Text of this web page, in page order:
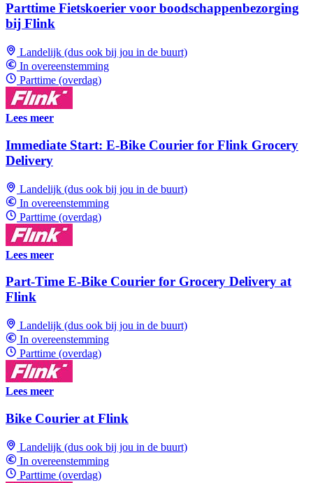
Parttime Fietskoerier voor boodschappenbezorging
bij Flink
Landelijk (dus ook bij jou in de buurt)
In overeenstemming
Parttime (overdag)
Lees meer
Immediate Start: E-Bike Courier for Flink Grocery
Delivery
Landelijk (dus ook bij jou in de buurt)
In overeenstemming
Parttime (overdag)
Lees meer
Part-Time E-Bike Courier for Grocery Delivery at
Flink
Landelijk (dus ook bij jou in de buurt)
In overeenstemming
Parttime (overdag)
Lees meer
Bike Courier at Flink
Landelijk (dus ook bij jou in de buurt)
In overeenstemming
Parttime (overdag)